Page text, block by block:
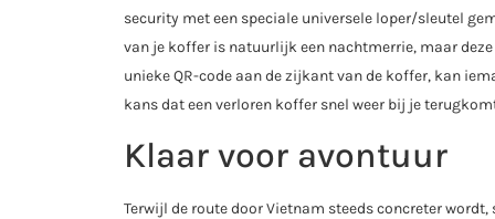
security met een speciale universele loper/sleutel
van je koffer is natuurlijk een nachtmerrie, maar
unieke QR-code aan de zijkant van de koffer, kan
kans dat een verloren koffer snel weer bij je
Klaar voor avontuur
Terwijl de route door Vietnam steeds concreter